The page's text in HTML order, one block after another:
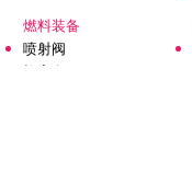
燃料装备
喷射阀